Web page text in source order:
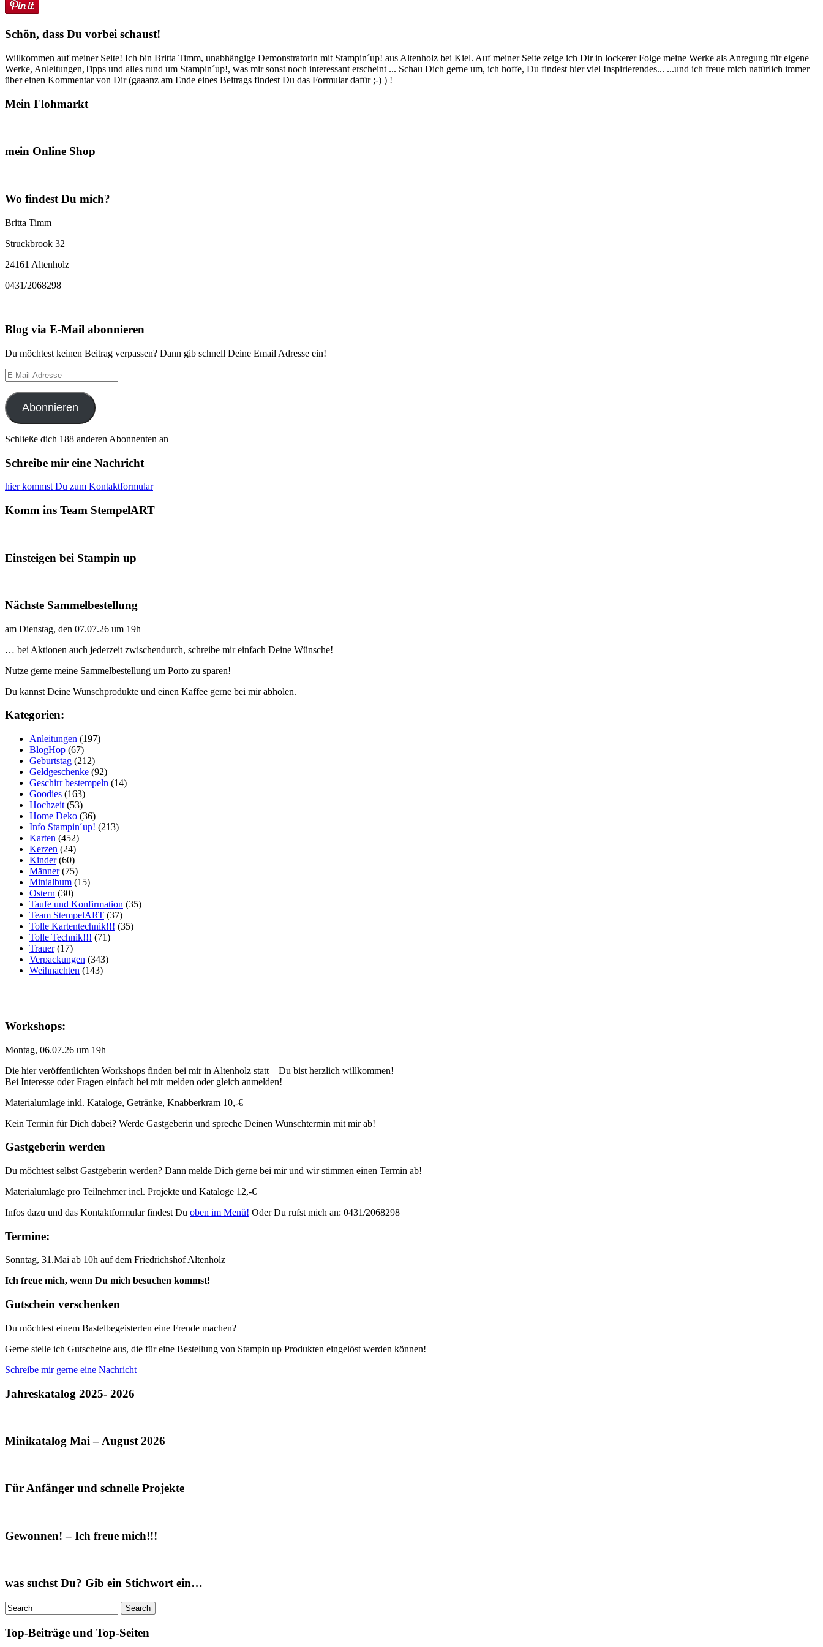
Schön, dass Du vorbei schaust!
Willkommen auf meiner Seite! Ich bin Britta Timm, unabhängige Demonstratorin mit Stampin´up! aus Altenholz bei Kiel. Auf meiner Seite zeige ich Dir in lockerer Folge meine Werke als Anregung für eigene
Werke, Anleitungen,Tipps und alles rund um Stampin´up!, was mir sonst noch interessant erscheint ... Schau Dich gerne um, ich hoffe, Du findest hier viel Inspirierendes... ...und ich freue mich natürlich immer
über einen Kommentar von Dir (gaaanz am Ende eines Beitrags findest Du das Formular dafür ;-) ) !
Mein Flohmarkt
mein Online Shop
Wo findest Du mich?
Britta Timm
Struckbrook 32
24161 Altenholz
0431/2068298
Blog via E-Mail abonnieren
Du möchtest keinen Beitrag verpassen? Dann gib schnell Deine Email Adresse ein!
E-
Mail-
Adresse
Abonnieren
Schließe dich 188 anderen Abonnenten an
Schreibe mir eine Nachricht
hier kommst Du zum Kontaktformular
Komm ins Team StempelART
Einsteigen bei Stampin up
Nächste Sammelbestellung
am Dienstag, den 07.07.26 um 19h
… bei Aktionen auch jederzeit zwischendurch, schreibe mir einfach Deine Wünsche!
Nutze gerne meine Sammelbestellung um Porto zu sparen!
Du kannst Deine Wunschprodukte und einen Kaffee gerne bei mir abholen.
Kategorien:
Anleitungen (197)
BlogHop (67)
Geburtstag (212)
Geldgeschenke (92)
Geschirr bestempeln (14)
Goodies (163)
Hochzeit (53)
Home Deko (36)
Info Stampin´up! (213)
Karten (452)
Kerzen (24)
Kinder(60)
Männer(75)
Minialbum (15)
Ostern (30)
Taufe und Konfirmation (35)
Team StempelART (37)
Tolle Kartentechnik!!! (35)
Tolle Technik!!! (71)
Trauer(17)
Verpackungen (343)
Weihnachten (143)
Workshops:
Montag, 06.07.26 um 19h
Die hier veröffentlichten Workshops finden bei mir in Altenholz statt – Du bist herzlich willkommen!
Bei Interesse oder Fragen einfach bei mir melden oder gleich anmelden!
Materialumlage inkl. Kataloge, Getränke, Knabberkram 10,-€
Kein Termin für Dich dabei? Werde Gastgeberin und spreche Deinen Wunschtermin mit mir ab!
Gastgeberin werden
Du möchtest selbst Gastgeberin werden? Dann melde Dich gerne bei mir und wir stimmen einen Termin ab!
Materialumlage pro Teilnehmer incl. Projekte und Kataloge 12,-€
Infos dazu und das Kontaktformular findest Du oben im Menü! Oder Du rufst mich an: 0431/2068298
Termine:
Sonntag, 31.Mai ab 10h auf dem Friedrichshof Altenholz
Ich freue mich, wenn Du mich besuchen kommst!
Gutschein verschenken
Du möchtest einem Bastelbegeisterten eine Freude machen?
Gerne stelle ich Gutscheine aus, die für eine Bestellung von Stampin up Produkten eingelöst werden können!
Schreibe mir gerne eine Nachricht
Jahreskatalog 2025- 2026
Minikatalog Mai – August 2026
Für Anfänger und schnelle Projekte
Gewonnen! – Ich freue mich!!!
was suchst Du? Gib ein Stichwort ein…
Top-Beiträge und Top-Seiten